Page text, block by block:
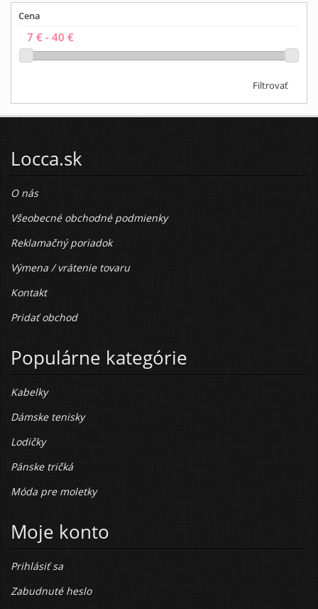
Cena
Filtrovať
Locca.sk
O nás
Všeobecné obchodné podmienky
Reklamačný poriadok
Výmena / vrátenie tovaru
Kontakt
Pridať obchod
Populárne kategórie
Kabelky
Dámske tenisky
Lodičky
Pánske tričká
Móda pre moletky
Moje konto
Prihlásiť sa
Zabudnuté heslo